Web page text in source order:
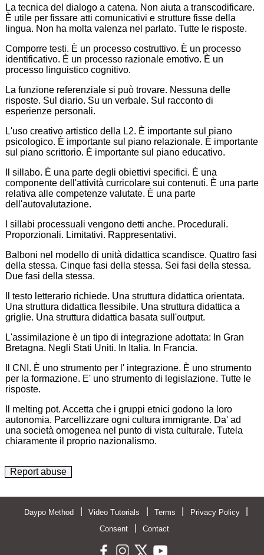
La tecnica del dialogo a catena. Non aiuta a transcodificare.
È utile per fissare atti comunicativi e strutture fisse della
lingua. Non ha molta valenza nel parlato. Tutte le risposte.
Comporre testi. È un processo costruttivo. È un processo
identificativo. È un processo razionale emotivo. È un
processo linguistico cognitivo.
La funzione referenziale si può trovare. Nessuna delle
risposte. Sul diario. Su un verbale. Sul racconto di
esperienze personali.
L'uso creativo artistico della L2. È importante sul piano
psicologico. È importante sul piano relazionale. È importante
sul piano scrittorio. È importante sul piano educativo.
Il sillabo. È una parte degli obiettivi specifici. È una
componente dell'attività curricolare sui contenuti. È una parte
relativa alle competenze valutate. È una parte
dell'autovalutazione.
I sillabi processuali vengono detti anche. Procedurali.
Proporzionali. Limitativi. Rappresentativi.
Balboni nel modello di unità didattica scandisce. Quattro fasi
della stessa. Cinque fasi della stessa. Sei fasi della stessa.
Due fasi della stessa.
Il testo letterario richiede. Una struttura didattica orientata.
Una struttura didattica flessibile. Una struttura didattica a
griglie. Una struttura didattica basata sull'output.
L'assimilazione è un tipo di integrazione adottata: In Gran
Bretagna. Negli Stati Uniti. In Italia. In Francia.
Il CNI. È uno strumento per l' integrazione. È uno strumento
per la formazione. E' uno strumento di legislazione. Tutte le
risposte.
Il melting pot. Accetta che i gruppi etnici godono la loro
autonomia. Parcellizzare ogni cultura immigrante. Da' ad
una società omogenea nel punto di vista culturale. Tutela
chiaramente il proprio nazionalismo.
Report abuse
Daypo Method Video Tutorials Terms Privacy Policy
Consent Contact